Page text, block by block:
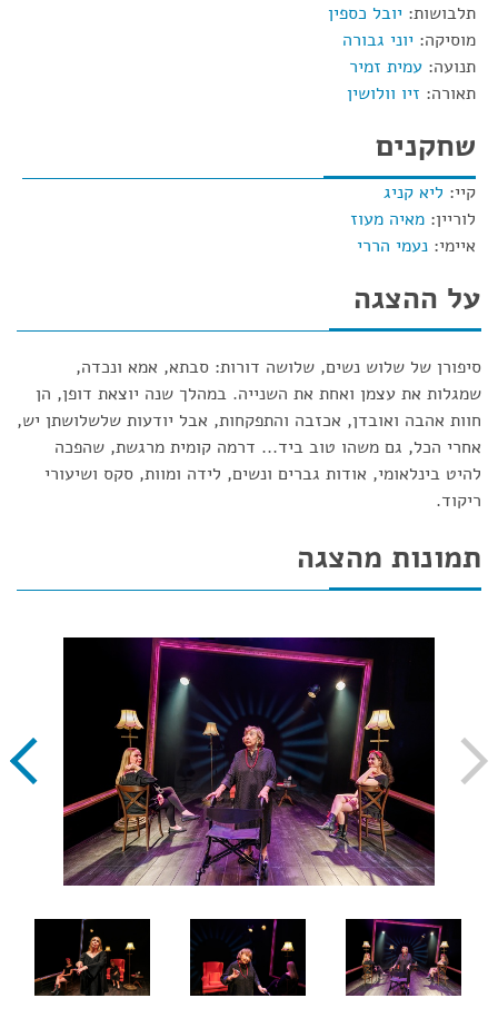
תלבושות: יובל כספין
מוסיקה: יוני גבורה
תנועה: עמית זמיר
תאורה: זיו וולושין
שחקנים
קיי: ליא קניג
לוריין: מאיה מעוז
איימי: נעמי הררי
על ההצגה
סיפורן של שלוש נשים, שלושה דורות: סבתא, אמא ונכדה,
שמגלות את עצמן ואחת את השנייה. במהלך שנה יוצאת דופן, הן
חוות אהבה ואובדן, אכזבה והתפקחות, אבל יודעות שלשלושתן יש,
אחרי הכל, גם משהו טוב ביד... דרמה קומית מרגשת, שהפכה
להיט בינלאומי, אודות גברים ונשים, לידה ומוות, סקס ושיעורי
ריקוד.
תמונות מהצגה